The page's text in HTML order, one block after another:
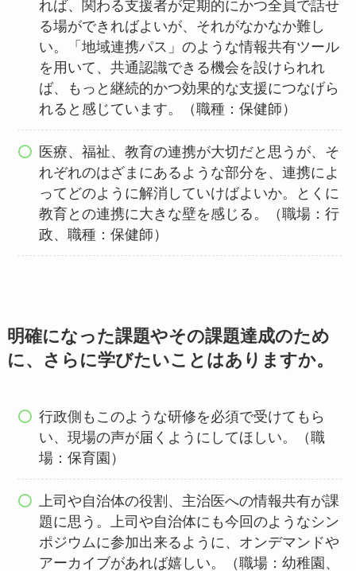
れば、関わる支援者が定期的にかつ全員で話せ
る場ができればよいが、それがなかなか難し
い。「地域連携パス」のような情報共有ツール
を用いて、共通認識できる機会を設けられれ
ば、もっと継続的かつ効果的な支援につなげら
れると感じています。（職種：保健師）
医療、福祉、教育の連携が大切だと思うが、そ
れぞれのはざまにあるような部分を、連携によ
ってどのように解消していけばよいか。とくに
教育との連携に大きな壁を感じる。（職場：行
政、職種：保健師）
明確になった課題やその課題達成のため
に、さらに学びたいことはありますか。
行政側もこのような研修を必須で受けてもら
い、現場の声が届くようにしてほしい。（職
場：保育園）
上司や自治体の役割、主治医への情報共有が課
題に思う。上司や自治体にも今回のようなシン
ポジウムに参加出来るように、オンデマンドや
アーカイブがあれば嬉しい。（職場：幼稚園、